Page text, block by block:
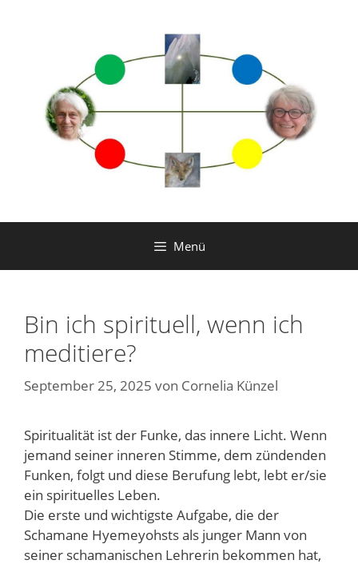
Menü
Bin ich spirituell, wenn ich
meditiere?
September 25, 2025 von Cornelia Künzel
Spiritualität ist der Funke, das innere Licht. Wenn
jemand seiner inneren Stimme, dem zündenden
Funken, folgt und diese Berufung lebt, lebt er/sie
ein spirituelles Leben.
Die erste und wichtigste Aufgabe, die der
Schamane Hyemeyohsts als junger Mann von
seiner schamanischen Lehrerin bekommen hat,